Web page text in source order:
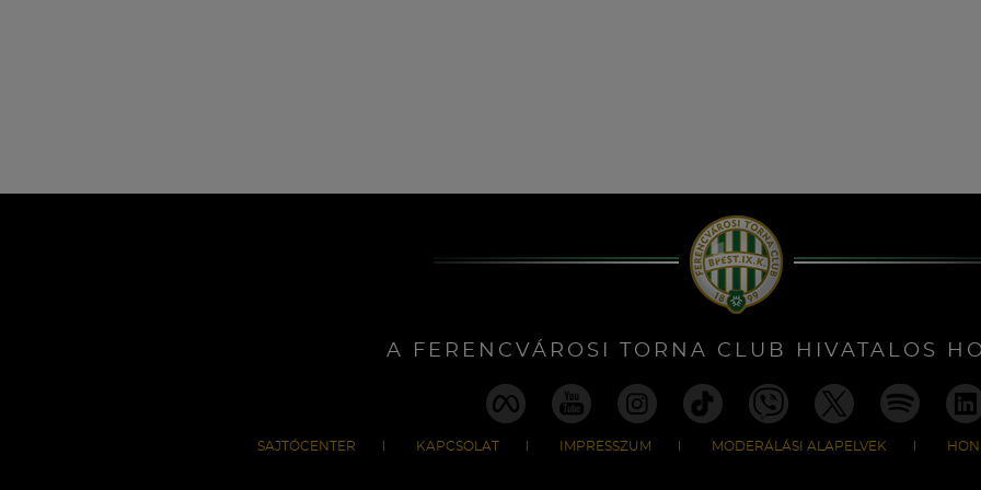
A FERENCVÁROSI TORNA CLUB HIVATALOS
SAJTÓCENTER KAPCSOLAT IMPRESSZUM MODERÁLÁSI ALAPELVEK